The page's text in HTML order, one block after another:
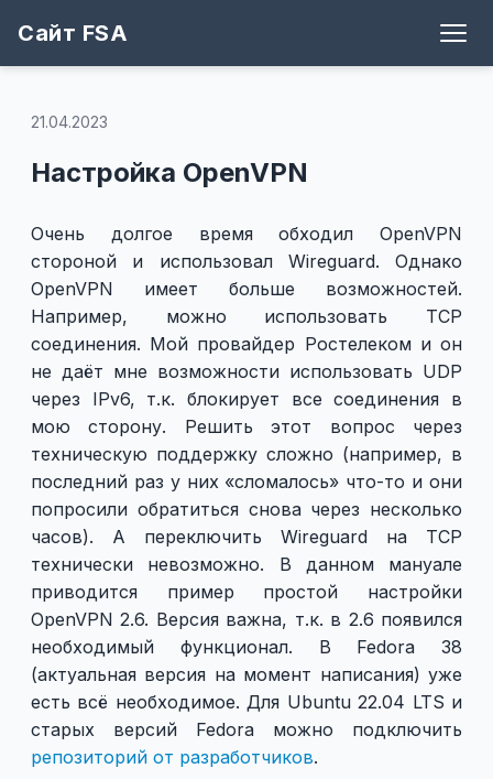
Сайт FSA
21.04.2023
Настройка OpenVPN
Очень долгое время обходил OpenVPN
стороной и использовал Wireguard. Однако
OpenVPN имеет больше возможностей.
Например, можно использовать TCP
соединения. Мой провайдер Ростелеком и он
не даёт мне возможности использовать UDP
через IPv6, т.к. блокирует все соединения в
мою сторону. Решить этот вопрос через
техническую поддержку сложно (например, в
последний раз у них «сломалось» что-то и они
попросили обратиться снова через несколько
часов). А переключить Wireguard на TCP
технически невозможно. В данном мануале
приводится пример простой настройки
OpenVPN 2.6. Версия важна, т.к. в 2.6 появился
необходимый функционал. В Fedora 38
(актуальная версия на момент написания) уже
есть всё необходимое. Для Ubuntu 22.04 LTS и
старых версий Fedora можно подключить
репозиторий от разработчиков.